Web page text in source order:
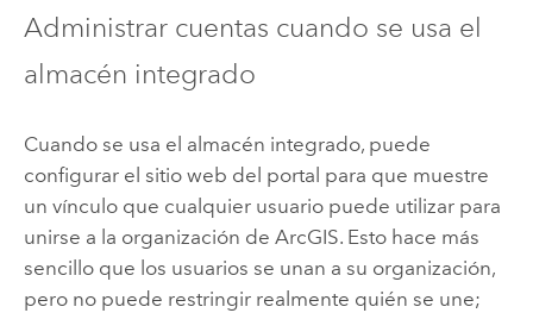
Administrar cuentas cuando se usa el
almacén integrado
Cuando se usa el almacén integrado, puede
configurar el sitio web del portal para que muestre
un vínculo que cualquier usuario puede utilizar para
unirse a la organización de ArcGIS. Esto hace más
sencillo que los usuarios se unan a su organización,
pero no puede restringir realmente quién se une;